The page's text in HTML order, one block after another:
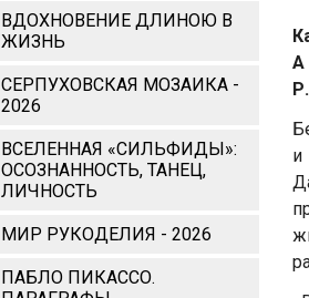
ВДОХНОВЕНИЕ ДЛИНОЮ В
ЖИЗНЬ
СЕРПУХОВСКАЯ МОЗАИКА -
2026
ВСЕЛЕННАЯ «СИЛЬФИДЫ»:
ОСОЗНАННОСТЬ, ТАНЕЦ,
ЛИЧНОСТЬ
МИР РУКОДЕЛИЯ - 2026
ПАБЛО ПИКАССО.
А
и